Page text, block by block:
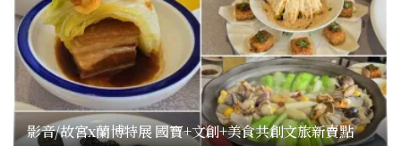
影音/故宮x蘭博特展 國寶+文創+美食共創文旅新賣點